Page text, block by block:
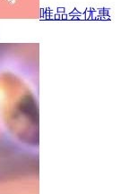
唯品会优惠